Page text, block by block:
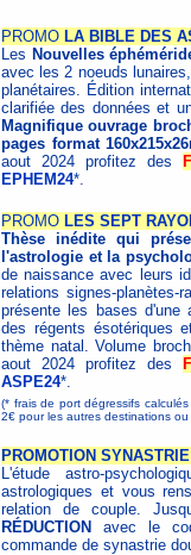
PROMO LA BIBLE DES
Les Nouvelles
avec les 2 noeuds
planétaires. Édition
clarifiée des données et
Magnifique ouvrage
pages format
aout 2024 profitez des
EPHEM24*.
PROMO LES SEPT
Thèse inédite qui
l'astrologie et la
de naissance avec leurs
relations signes-planètes-
présente les bases d'une
des régents ésotériques
thème natal. Volume
aout 2024 profitez des
ASPE24*.
(* frais de port dégressifs
2€ pour les autres destinations
PROMOTION
L'étude astro-
astrologiques et vous
relation de couple.
RÉDUCTION
avec le
commande de synastrie